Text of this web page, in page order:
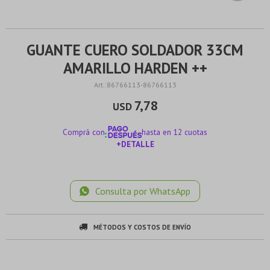
GUANTE CUERO SOLDADOR 33CM
AMARILLO HARDEN ++
86766113-86766113
USD 7,78
Comprá con
hasta en 12 cuotas
+DETALLE
Consulta por WhatsApp
MÉTODOS Y COSTOS DE ENVÍO